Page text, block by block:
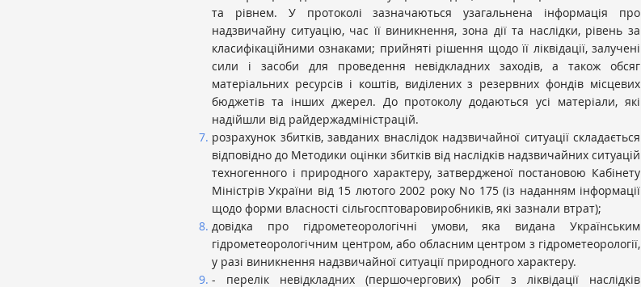
та рівнем. У протоколі зазначаються узагальнена інформація про
надзвичайну ситуацію, час її виникнення, зона дії та наслідки, рівень за
класифікаційними ознаками; прийняті рішення щодо її ліквідації, залучені
сили і засоби для проведення невідкладних заходів, а також обсяг
матеріальних ресурсів і коштів, виділених з резервних фондів місцевих
бюджетів та інших джерел. До протоколу додаються усі матеріали, які
надійшли від райдержадміністрацій.
розрахунок збитків, завданих внаслідок надзвичайної ситуації складається
відповідно до Методики оцінки збитків від наслідків надзвичайних ситуацій
техногенного і природного характеру, затвердженої постановою Кабінету
Міністрів України від 15 лютого 2002 року No 175 (із наданням інформації
щодо форми власності сільгосптоваровиробників, які зазнали втрат);
довідка про гідрометеорологічні умови, яка видана Українським
гідрометеорологічним центром, або обласним центром з гідрометеорології,
у разі виникнення надзвичайної ситуації природного характеру.
- перелік невідкладних (першочергових) робіт з ліквідації наслідків